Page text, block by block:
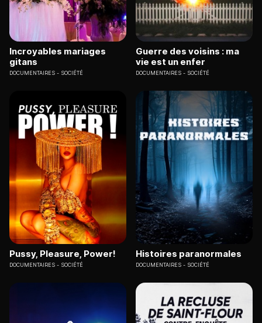
Incroyables mariages
gitans
DOCUMENTAIRES SOCIÉTÉ
Guerre des voisins : ma
vie est un enfer
DOCUMENTAIRES SOCIÉTÉ
Pussy, Pleasure, Power!
DOCUMENTAIRES SOCIÉTÉ
Histoires paranormales
DOCUMENTAIRES SOCIÉTÉ